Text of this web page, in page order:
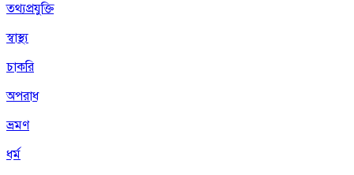
তথ্যপ্রযুক্তি
স্বাস্থ্য
চাকরি
অপরাধ
ভ্রমণ
ধর্ম